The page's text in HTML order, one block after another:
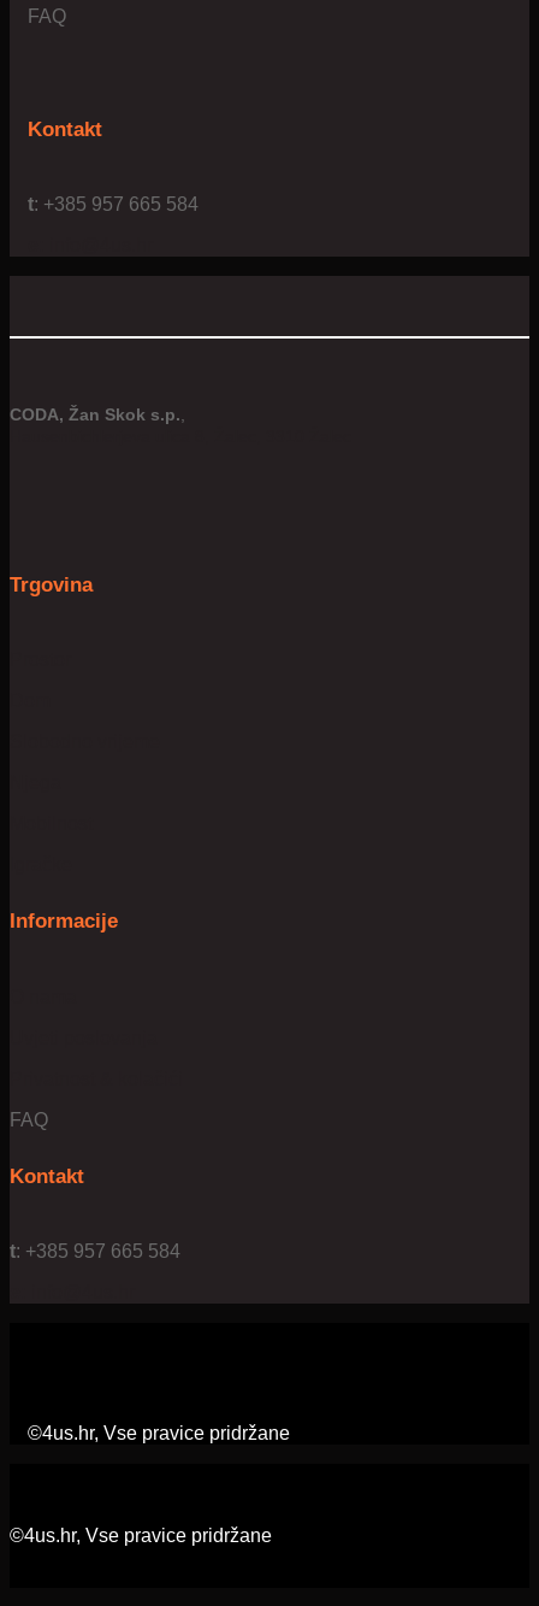
FAQ
Kontakt
t: +385 957 665 584
CODA, Žan Skok s.p.
Trgovina
Informacije
FAQ
Kontakt
t: +385 957 665 584
©4us.hr, Vse pravice pridržane
©4us.hr, Vse pravice pridržane